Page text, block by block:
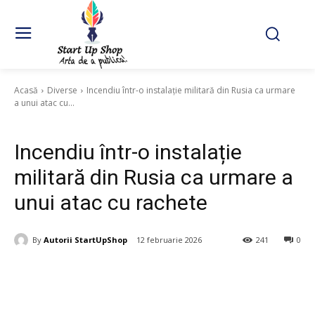
Acasă Diverse
Incendiu într-o instalație militară din Rusia ca urmare
a unui atac cu...
Incendiu într-o instalație
militară din Rusia ca urmare a
unui atac cu rachete
By Autorii StartUpShop 12 februarie 2026 0
241